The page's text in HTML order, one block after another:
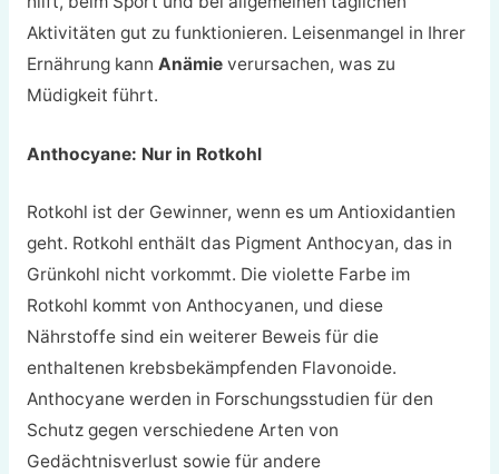
Aktivitäten gut zu funktionieren. Leisenmangel in Ihrer
Ernährung kann Anämieverursachen, was zu
Müdigkeit führt.
Anthocyane: Nur in Rotkohl
Rotkohl ist der Gewinner, wenn es um Antioxidantien
geht. Rotkohl enthält das Pigment Anthocyan, das in
Grünkohl nicht vorkommt. Die violette Farbe im
Rotkohl kommt von Anthocyanen, und diese
Nährstoffe sind ein weiterer Beweis für die
enthaltenen krebsbekämpfenden Flavonoide.
Anthocyane werden in Forschungsstudien für den
Schutz gegen verschiedene Arten von
Gedächtnisverlust sowie für andere